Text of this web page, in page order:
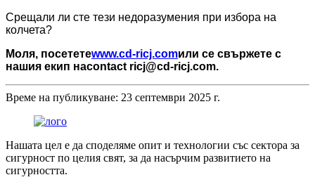
Срещали ли сте тези недоразумения при избора на
колчета?
Моля, посететеwww.cd-ricj.comили се свържете с
нашия екип наcontact ricj@cd-ricj.com.
Време на публикуване: 23 септември 2025 г.
Нашата цел е да споделяме опит и технологии със сектора за
сигурност по целия свят, за да насърчим развитието на
сигурността.